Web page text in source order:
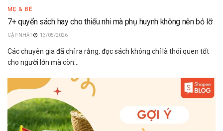
MẸ & BÉ
7+ quyển sách hay cho thiếu nhi mà phụ huynh không nên bỏ lỡ
13/05/2026
Các chuyên gia đã chỉ ra rằng, đọc sách không chỉ là thói quen tốt
cho người lớn mà còn...